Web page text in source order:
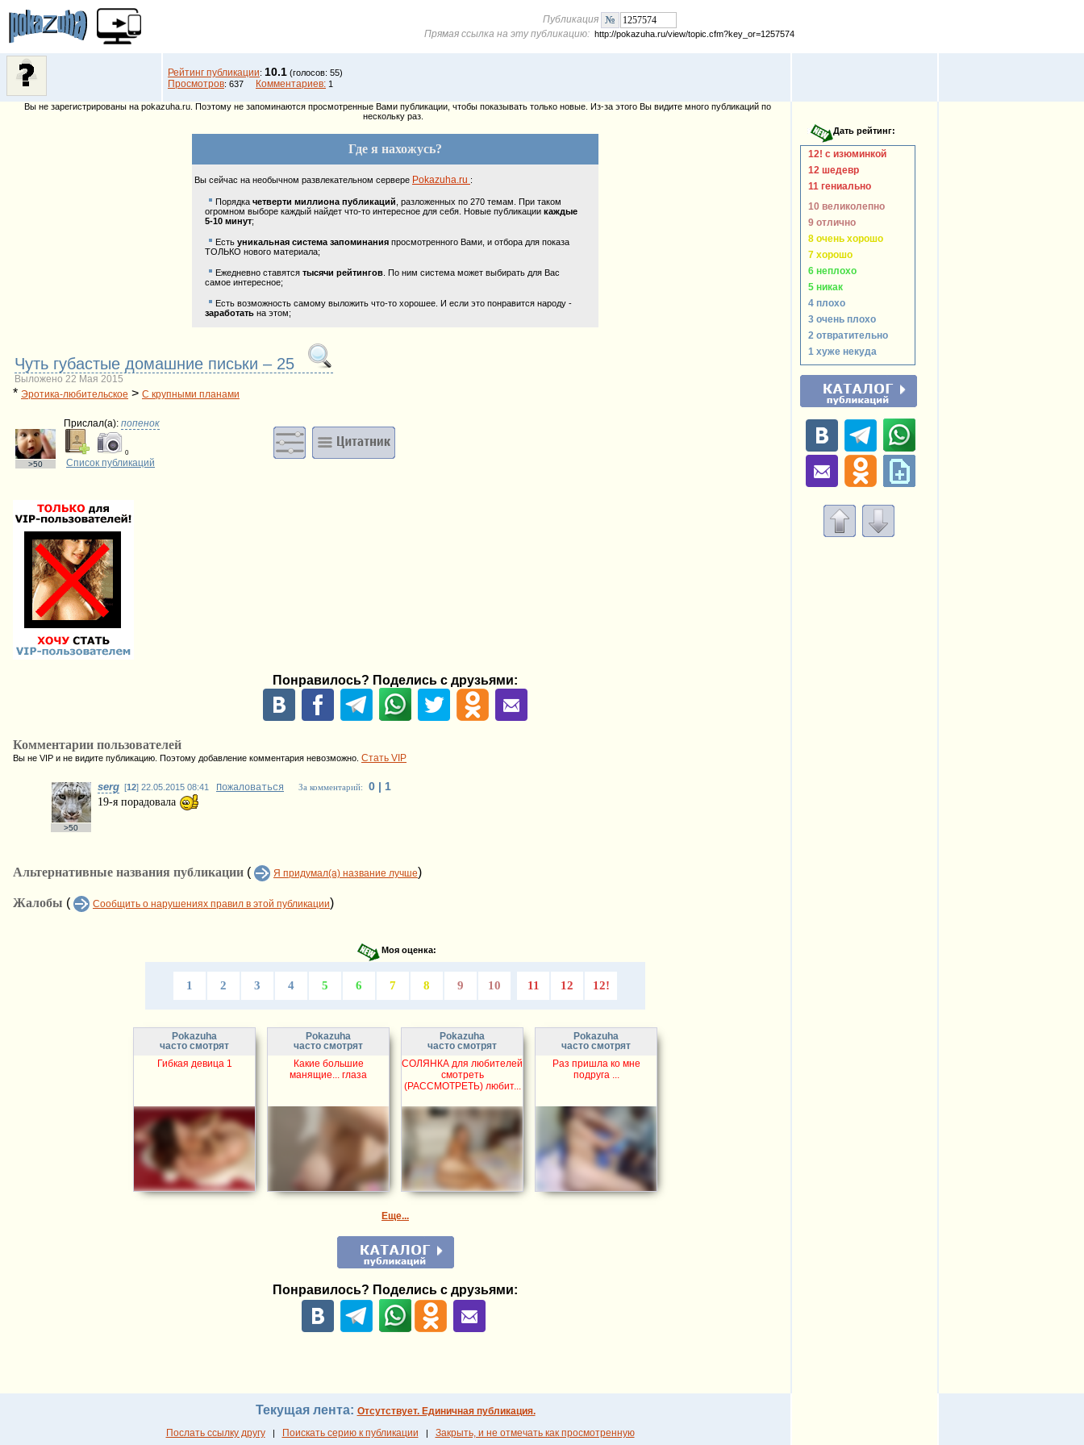
Публикация
Прямая ссылка на эту публикацию: http://pokazuha.ru/view/topic.cfm?key_or=1257574
Рейтинг публикации: 10.1 (голосов: 55)
Просмотров: 637 Комментариев: 1
Вы не зарегистрированы на pokazuha.ru. Поэтому не запоминаются просмотренные Вами публикации, чтобы показывать только новые. Из-за этого Вы видите много публикаций по
нескольку раз.
Где я нахожусь?
Вы сейчас на необычном развлекательном сервере Pokazuha.ru :
Порядка четверти миллиона публикаций , разложенных по 270 темам. При таком
огромном выборе каждый найдет что-то интересное для себя. Новые публикации каждые
5-10 минут;
Есть уникальная система запоминания просмотренного Вами, и отбора для показа
ТОЛЬКО нового материала;
Ежедневно ставятся тысячи рейтингов . По ним система может выбирать для Вас
самое интересное;
Есть возможность самому выложить что-то хорошее. И если это понравится народу -
заработать на этом;
Чуть губастые домашние письки – 25
Выложено 22 Мая 2015
* Эротика-любительское > С крупными планами
>50
Прислал(a): попенок
0
Список публикаций
Понравилось? Поделись с друзьями:
Комментарии пользователей
Вы не VIP и не видите публикацию. Поэтому добавление комментария невозможно. Стать VIP
>50
serg [12] 22.05.2015 08:41 Пожаловаться За комментарий: 0 | 1
19-я порадовала
Альтернативные названия публикации ( Я придумал(а) название лучше)
Жалобы ( Сообщить о нарушениях правил в этой публикации)
Моя оценка:
1 2 3 4 5 6 7 8 9 10 11 12 12!
Pokazuha
часто смотрят
Гибкая девица 1
Pokazuha
часто смотрят
Какие большие
манящие... глаза
Pokazuha
часто смотрят
СОЛЯНКА для любителей
смотреть
(РАССМОТРЕТЬ) любит...
Pokazuha
часто смотрят
Раз пришла ко мне
подруга ...
Еще...
Понравилось? Поделись с друзьями:
12! с изюминкой
12 шедевр
11 гениально
10 великолепно
9 отлично
8 очень хорошо
7 хорошо
6 неплохо
5 никак
4 плохо
3 очень плохо
2 отвратительно
1 хуже некуда
Текущая лента: Отсутствует. Единичная публикация.
Послать ссылку другу| Поискать серию к публикации | Закрыть, и не отмечать как просмотренную